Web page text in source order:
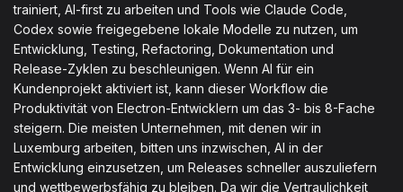
trainiert, AI-first zu arbeiten und Tools wie Claude Code,
Codex sowie freigegebene lokale Modelle zu nutzen, um
Entwicklung, Testing, Refactoring, Dokumentation und
Release-Zyklen zu beschleunigen. Wenn AI für ein
Kundenprojekt aktiviert ist, kann dieser Workflow die
Produktivität von Electron-Entwicklern um das 3- bis 8-Fache
steigern. Die meisten Unternehmen, mit denen wir in
Luxemburg arbeiten, bitten uns inzwischen, AI in der
Entwicklung einzusetzen, um Releases schneller auszuliefern
und wettbewerbsfähig zu bleiben. Da wir die Vertraulichkeit